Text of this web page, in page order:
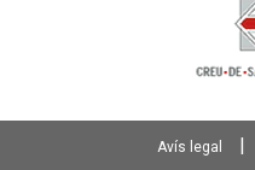
Avís legal